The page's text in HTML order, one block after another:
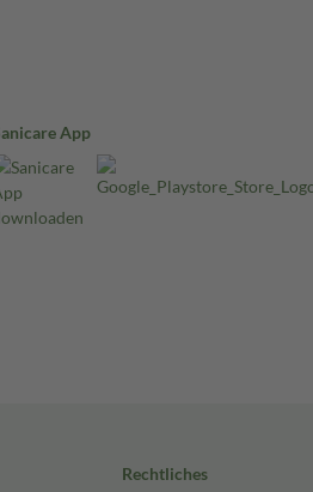
App
Rechtliches